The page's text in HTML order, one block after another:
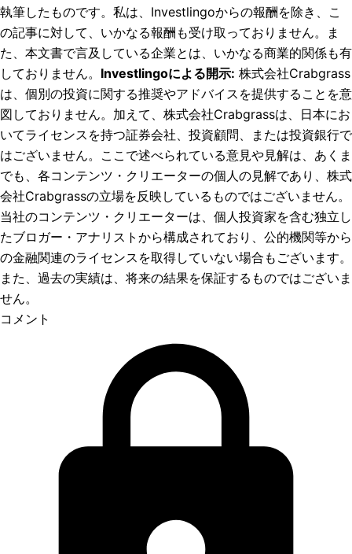
執筆したものです。私は、Investlingoからの報酬を除き、こ
の記事に対して、いかなる報酬も受け取っておりません。ま
た、本文書で言及している企業とは、いかなる商業的関係も有
しておりません。 Investlingoによる開示: 株式会社Crabgrass
は、個別の投資に関する推奨やアドバイスを提供することを意
図しておりません。加えて、株式会社Crabgrassは、日本にお
いてライセンスを持つ証券会社、投資顧問、または投資銀行で
はございません。ここで述べられている意見や見解は、あくま
でも、各コンテンツ・クリエーターの個人の見解であり、株式
会社Crabgrassの立場を反映しているものではございません。
当社のコンテンツ・クリエーターは、個人投資家を含む独立し
たブロガー・アナリストから構成されており、公的機関等から
の金融関連のライセンスを取得していない場合もございます。
また、過去の実績は、将来の結果を保証するものではございま
せん。
コメント